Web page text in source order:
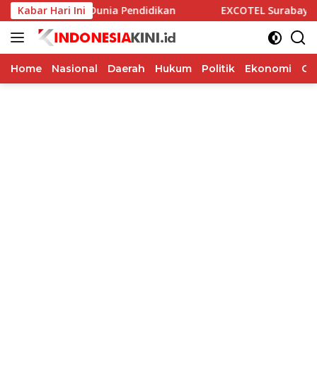
Langsung
ke
konten
Kabar Hari Ini
dan Dunia Pendidikan EXCOTEL Surabaya
Home Nasional Daerah Hukum Politik Ekonomi